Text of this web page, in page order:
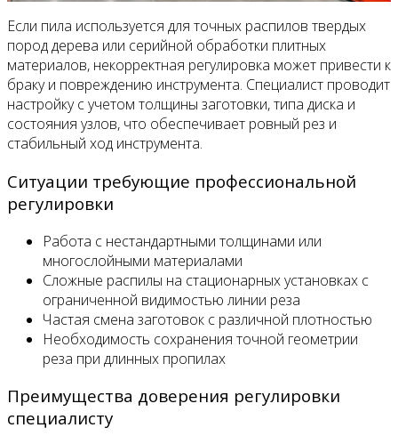
Если пила используется для точных распилов твердых
пород дерева или серийной обработки плитных
материалов, некорректная регулировка может привести к
браку и повреждению инструмента. Специалист проводит
настройку с учетом толщины заготовки, типа диска и
состояния узлов, что обеспечивает ровный рез и
стабильный ход инструмента.
Ситуации требующие профессиональной
регулировки
Работа с нестандартными толщинами или
многослойными материалами
Сложные распилы на стационарных установках с
ограниченной видимостью линии реза
Частая смена заготовок с различной плотностью
Необходимость сохранения точной геометрии
реза при длинных пропилах
Преимущества доверения регулировки
специалисту